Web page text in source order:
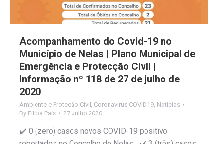
Acompanhamento do Covid-19 no
Município de Nelas | Plano Municipal de
Emergência e Protecção Civil |
Informação nº 118 de 27 de julho de
2020
Ambiente e Proteção Civil , Coronavirus COVID19, Notícias
By Filipa Pais 27 Julho 2020
✔️ 0 (zero) casos novos COVID-19 positivo